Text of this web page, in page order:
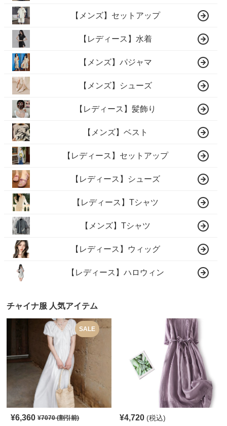
【メンズ】セットアップ
【レディース】水着
【メンズ】パジャマ
【メンズ】シューズ
【レディース】髪飾り
【メンズ】ベスト
【レディース】セットアップ
【レディース】シューズ
【レディース】Tシャツ
【メンズ】Tシャツ
【レディース】ウィッグ
【レディース】ハロウィン
チャイナ服 人気アイテム
SALE
¥6,360 ¥7070(割引前) ¥4,720 (税込)